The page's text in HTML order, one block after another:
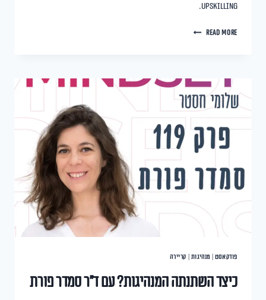
Upskilling.
READ MORE
פודקאסט מנהיגות קריירה
כיצד השתנתה המנהיגות? עם ד”ר סמדר פורת